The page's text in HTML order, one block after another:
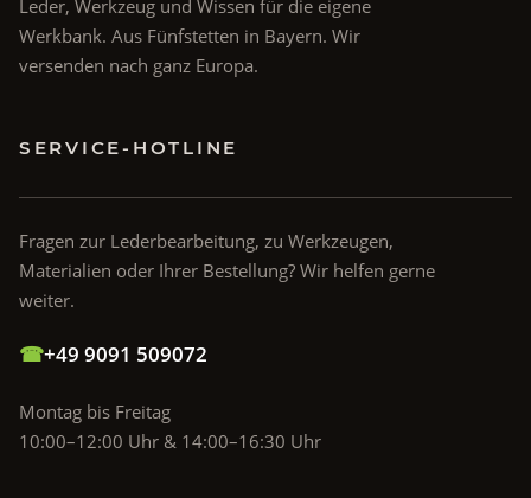
Leder, Werkzeug und Wissen für die eigene
Werkbank. Aus Fünfstetten in Bayern. Wir
versenden nach ganz Europa.
SERVICE-HOTLINE
Fragen zur Lederbearbeitung, zu Werkzeugen,
Materialien oder Ihrer Bestellung? Wir helfen gerne
weiter.
☎+49 9091 509072
Montag bis Freitag
10:00–12:00 Uhr & 14:00–16:30 Uhr